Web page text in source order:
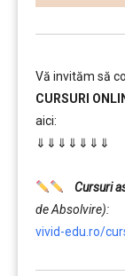
Vă invităm să
CURSURI
aici:
⇓⇓⇓⇓⇓⇓⇓
Cursuri
de Absolvire):
vivid-edu.ro/